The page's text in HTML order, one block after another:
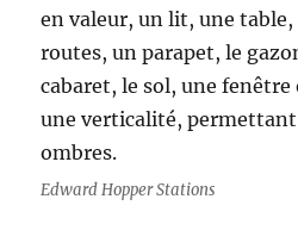
en valeur, un lit, une
routes, un parapet, le
cabaret, le sol, une fenêtre
une verticalité,
ombres.
Edward Hopper Stations